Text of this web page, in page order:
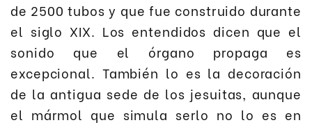
de 2500 tubos y que fue construido durante
el siglo XIX. Los entendidos dicen que el
sonido que el órgano propaga es
excepcional. También lo es la decoración
de la antigua sede de los jesuitas, aunque
el mármol que simula serlo no lo es en